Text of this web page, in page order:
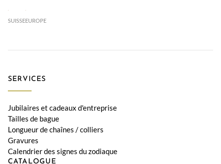
SUISSEEUROPE
SERVICES
Jubilaires et cadeaux d'entreprise
Tailles de bague
Longueur de chaînes / colliers
Gravures
Calendrier des signes du zodiaque
CATALOGUE